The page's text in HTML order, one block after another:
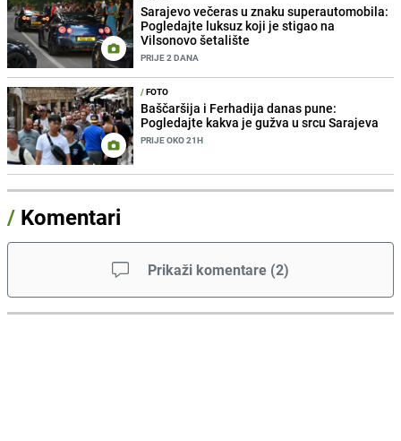
Sarajevo večeras u znaku superautomobila:
Pogledajte luksuz koji je stigao na
Vilsonovo šetalište
PRIJE 2 DANA
/FOTO
Baščaršija i Ferhadija danas pune:
Pogledajte kakva je gužva u srcu Sarajeva
PRIJE OKO 21H
/ Komentari
Prikaži komentare (2)